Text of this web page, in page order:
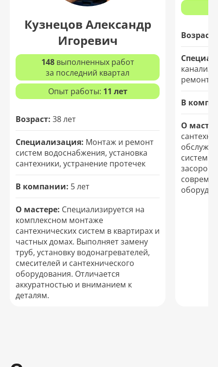
Кузнецов Александр
Игоревич
148выполненных работ
за последний квартал
Опыт работы: 11 лет
Возраст: 38 лет
Специализация: Монтаж и ремонт
систем водоснабжения, установка
сантехники, устранение протечек
В компании: 5 лет
О мастере: Специализируется на
комплексном монтаже
сантехнических систем в квартирах и
частных домах. Выполняет замену
труб, установку водонагревателей,
смесителей и сантехнического
оборудования. Отличается
аккуратностью и вниманием к
деталям.
Возраст:
ремонт
В
О
систем.
засоров